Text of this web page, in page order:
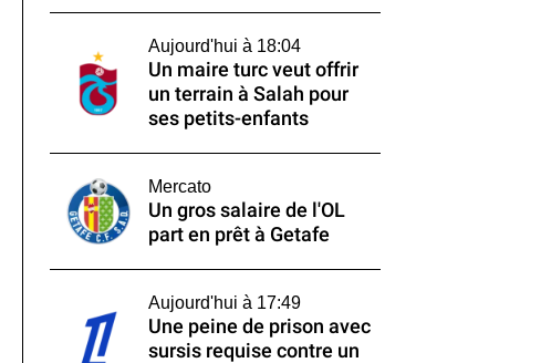
Aujourd'hui à 18:04
Un maire turc veut offrir
un terrain à Salah pour
ses petits-enfants
Mercato
Un gros salaire de l'OL
part en prêt à Getafe
Aujourd'hui à 17:49
Une peine de prison avec
sursis requise contre un